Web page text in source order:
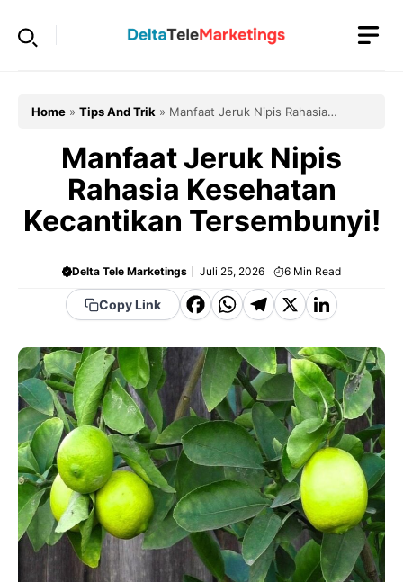
Home » Tips And Trik » Manfaat Jeruk Nipis Rahasia
Manfaat Jeruk Nipis
Rahasia Kesehatan
Kecantikan Tersembunyi!
Delta Tele Marketings Juli 25, 2026 6 Min Read
Copy Link
F
c
e
b
o
o
k
W
a
t
s
A
p
p
T
e
g
r
a
m
X Li
k
e
d
In